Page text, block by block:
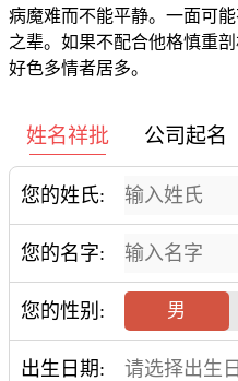
病魔难而不能平静。一面可
之辈。如果不配合他格慎重
好色多情者居多。
姓名祥批 公司起名
您的姓氏:
您的名字:
您的性别: 男
出生日期: